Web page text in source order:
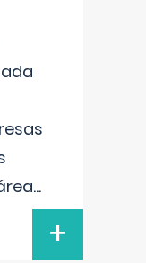
...
+